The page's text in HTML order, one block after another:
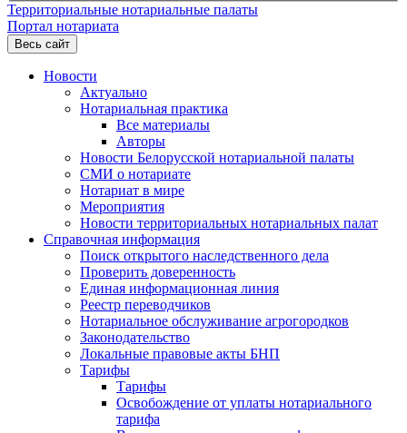
Территориальные нотариальные палаты
Портал нотариата
Весь сайт
Новости
Актуально
Нотариальная практика
Все материалы
Авторы
Новости Белорусской нотариальной палаты
СМИ о нотариате
Нотариат в мире
Мероприятия
Новости территориальных нотариальных палат
Справочная информация
Поиск открытого наследственного дела
Проверить доверенность
Единая информационная линия
Реестр переводчиков
Нотариальное обслуживание агрогородков
Законодательство
Локальные правовые акты БНП
Тарифы
Тарифы
Освобождение от уплаты нотариального
тарифа